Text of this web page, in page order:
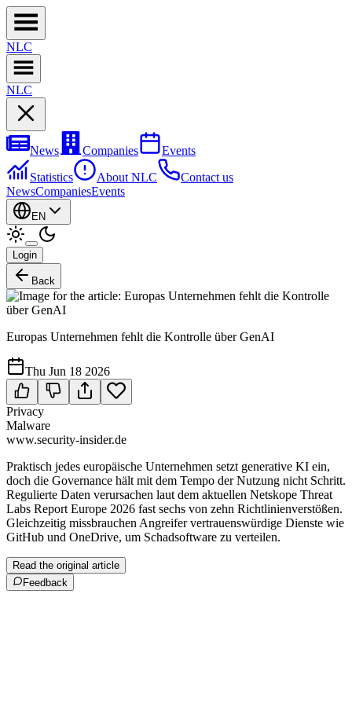
NLC
NLC
News Companies
Events
Statistics
About NLC
Contact us
NewsCompaniesEvents
EN
Login
Back
Europas Unternehmen fehlt die Kontrolle über GenAI
Thu Jun 18 2026
Privacy
Malware
www.security-insider.de
Praktisch jedes europäische Unternehmen setzt generative KI ein,
doch die Governance hält mit dem Tempo der Nutzung nicht Schritt.
Regulierte Daten verursachen laut dem aktuellen Netskope Threat
Labs Report Europe 2026 fast sechs von zehn Richtlinienverstößen.
Gleichzeitig missbrauchen An­grei­fer vertrauenswürdige Dienste wie
GitHub und OneDrive, um Schad­soft­ware zu verteilen.
Read the original article
Feedback